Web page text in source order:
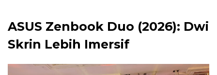
ASUS Zenbook Duo (2026): Dwi
Skrin Lebih Imersif